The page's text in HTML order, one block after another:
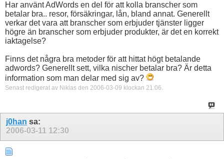
Har använt AdWords en del för att kolla branscher som
betalar bra.. resor, försäkringar, lån, bland annat. Generellt
verkar det vara att branscher som erbjuder tjänster ligger
högre än branscher som erbjuder produkter, är det en korrekt
iaktagelse?
Finns det några bra metoder för att hittat högt betalande
adwords? Generellt sett, vilka nischer betalar bra? Är detta
information som man delar med sig av?
Senast redigerat av Niklas den 2006-03-09 klockan 21:06.
j0han sa:
2006-03-11 12:30